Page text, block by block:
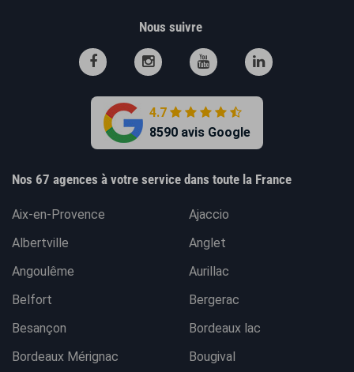
Nous suivre
4.7
8590 avis Google
Nos 67 agences à votre service dans toute la France
Aix-en-Provence
Ajaccio
Albertville
Anglet
Angoulême
Aurillac
Belfort
Bergerac
Besançon
Bordeaux lac
Bordeaux Mérignac
Bougival